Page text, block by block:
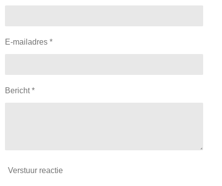
E-mailadres *
Bericht *
Verstuur reactie